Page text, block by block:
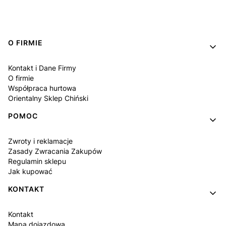
Linki w stopce
O FIRMIE
Kontakt i Dane Firmy
O firmie
Współpraca hurtowa
Orientalny Sklep Chiński
POMOC
Zwroty i reklamacje
Zasady Zwracania Zakupów
Regulamin sklepu
Jak kupować
KONTAKT
Kontakt